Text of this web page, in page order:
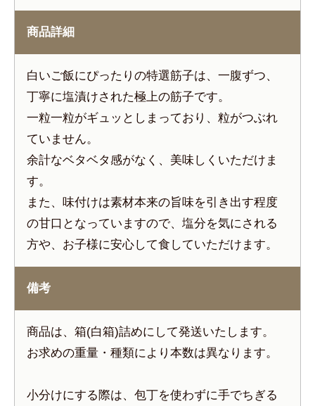
商品詳細
白いご飯にぴったりの特選筋子は、一腹ずつ、
丁寧に塩漬けされた極上の筋子です。
一粒一粒がギュッとしまっており、粒がつぶれ
ていません。
余計なベタベタ感がなく、美味しくいただけま
す。
また、味付けは素材本来の旨味を引き出す程度
の甘口となっていますので、塩分を気にされる
方や、お子様に安心して食していただけます。
備考
商品は、箱(白箱)詰めにして発送いたします。
お求めの重量・種類により本数は異なります。
小分けにする際は、包丁を使わずに手でちぎる